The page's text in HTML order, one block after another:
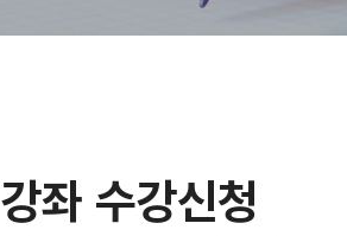
강좌 수강신청